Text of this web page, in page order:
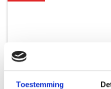
Toestemming